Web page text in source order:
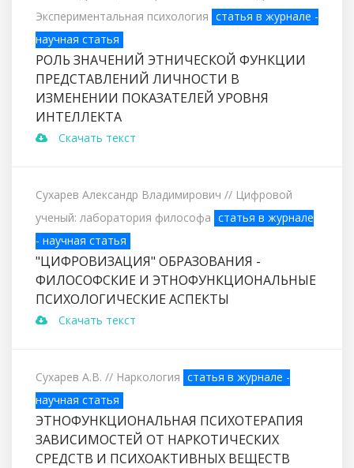
Экспериментальная психология статья в журнале -
научная статья
РОЛЬ ЗНАЧЕНИЙ ЭТНИЧЕСКОЙ ФУНКЦИИ
ПРЕДСТАВЛЕНИЙ ЛИЧНОСТИ В
ИЗМЕНЕНИИ ПОКАЗАТЕЛЕЙ УРОВНЯ
ИНТЕЛЛЕКТА
Скачать текст
Сухарев Александр Владимирович // Цифровой
ученый: лаборатория философа статья в журнале
- научная статья
"ЦИФРОВИЗАЦИЯ" ОБРАЗОВАНИЯ -
ФИЛОСОФСКИЕ И ЭТНОФУНКЦИОНАЛЬНЫЕ
ПСИХОЛОГИЧЕСКИЕ АСПЕКТЫ
Скачать текст
Сухарев А.В. // Наркология статья в журнале -
научная статья
ЭТНОФУНКЦИОНАЛЬНАЯ ПСИХОТЕРАПИЯ
ЗАВИСИМОСТЕЙ ОТ НАРКОТИЧЕСКИХ
СРЕДСТВ И ПСИХОАКТИВНЫХ ВЕЩЕСТВ